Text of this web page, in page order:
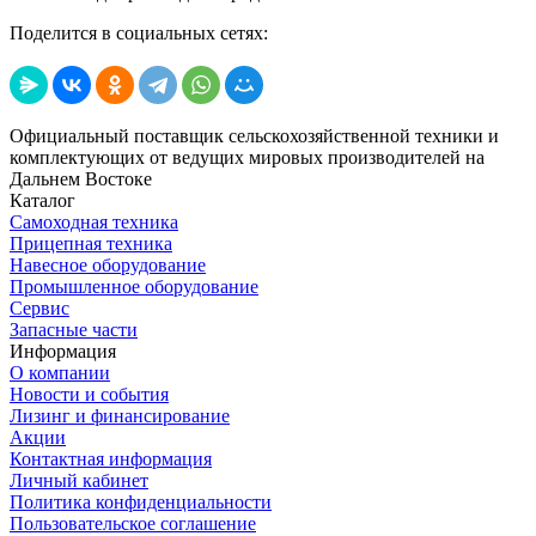
Поделится в социальных сетях:
Официальный поставщик сельскохозяйственной техники и
комплектующих от ведущих мировых производителей на
Дальнем Востоке
Каталог
Самоходная техника
Прицепная техника
Навесное оборудование
Промышленное оборудование
Сервис
Запасные части
Информация
О компании
Новости и события
Лизинг и финансирование
Акции
Контактная информация
Личный кабинет
Политика конфиденциальности
Пользовательское соглашение